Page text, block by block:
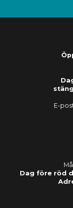
E-
Dag före röd